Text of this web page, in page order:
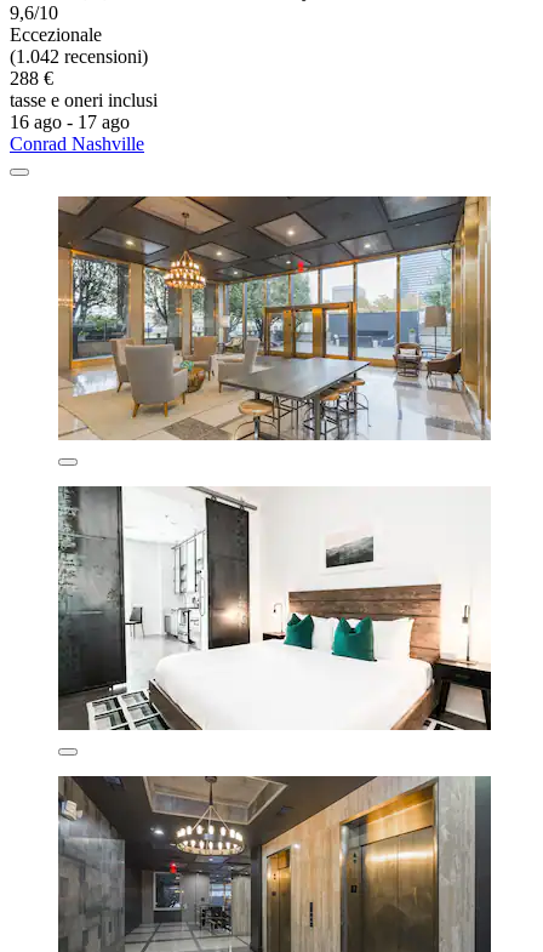
9,6/10
Eccezionale
(1.042 recensioni)
288 €
tasse e oneri inclusi
16 ago - 17 ago
Conrad Nashville